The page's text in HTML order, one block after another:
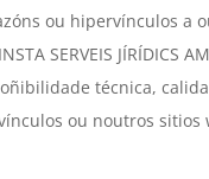
ou hipervínculos a
SERVEIS JÍRÍDICS
técnica,
ou noutros